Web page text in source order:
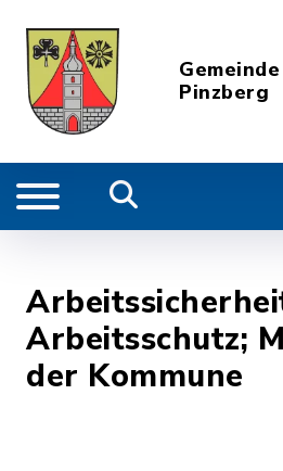
Gemeinde
Pinzberg
Arbeitsschutz;
der Kommune